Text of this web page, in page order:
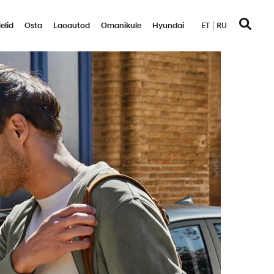
Osta Laoautod Omanikule Hyundai ET RU